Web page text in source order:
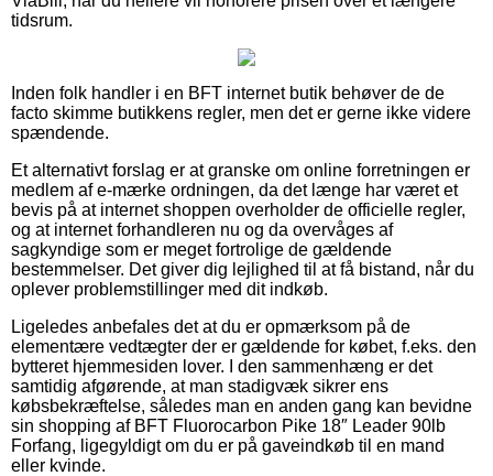
tidsrum.
Inden folk handler i en BFT internet butik behøver de de
facto skimme butikkens regler, men det er gerne ikke videre
spændende.
Et alternativt forslag er at granske om online forretningen er
medlem af e-mærke ordningen, da det længe har været et
bevis på at internet shoppen overholder de officielle regler,
og at internet forhandleren nu og da overvåges af
sagkyndige som er meget fortrolige de gældende
bestemmelser. Det giver dig lejlighed til at få bistand, når du
oplever problemstillinger med dit indkøb.
Ligeledes anbefales det at du er opmærksom på de
elementære vedtægter der er gældende for købet, f.eks. den
bytteret hjemmesiden lover. I den sammenhæng er det
samtidig afgørende, at man stadigvæk sikrer ens
købsbekræftelse, således man en anden gang kan bevidne
sin shopping af BFT Fluorocarbon Pike 18″ Leader 90lb
Forfang, ligegyldigt om du er på gaveindkøb til en mand
eller kvinde.